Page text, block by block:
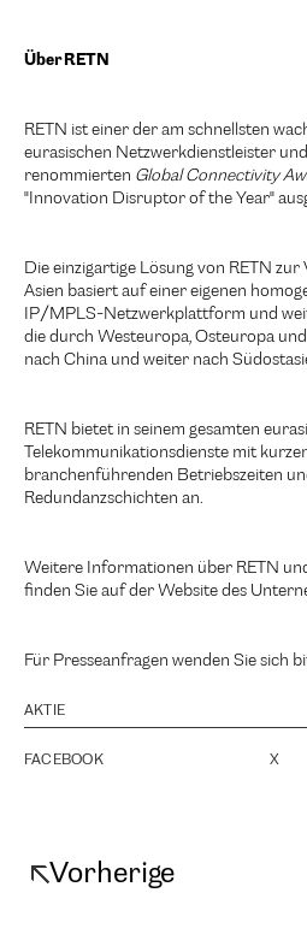
Über RETN
RETN ist einer der am schnellsten
eurasischen Netzwerkdienstleister
renommierten Global Connectivity
"Innovation Disruptor of the Year"
Die einzigartige Lösung von RETN
Asien basiert auf einer eigenen
IP/MPLS-Netzwerkplattform und
die durch Westeuropa, Osteuropa
nach China und weiter nach
RETN bietet in seinem gesamten
Telekommunikationsdienste mit
branchenführenden Betriebszeiten
Redundanzschichten an.
Weitere Informationen über RETN
finden Sie auf der Website des
Für Presseanfragen wenden Sie sich
AKTIE
FACEBOOK X
Vorherige